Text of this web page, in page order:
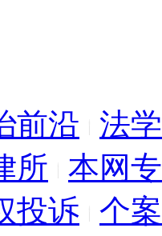
前沿
法
所
本网
投诉
个